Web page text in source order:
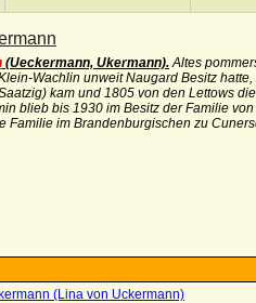
(Ueckermann, Ukermann).Altes
Wachlin unweit Naugard Besitz
kam und 1805 von den Lettows
blieb bis 1930 im Besitz der Familie
Familie im Brandenburgischen zu
(Lina von Uckermann)